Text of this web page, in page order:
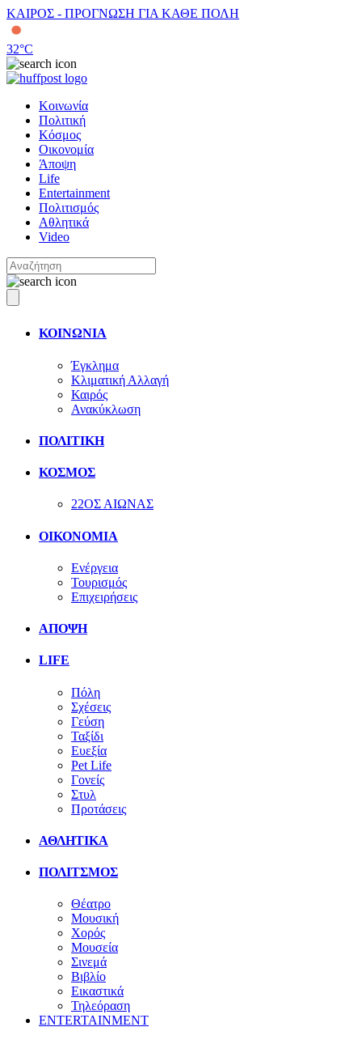
ΚΑΙΡΟΣ - ΠΡΟΓΝΩΣΗ ΓΙΑ ΚΑΘΕ ΠΟΛΗ
32°C
Κοινωνία
Πολιτική
Κόσμος
Οικονομία
Άποψη
Life
Entertainment
Πολιτισμός
Αθλητικά
Video
ΚΟΙΝΩΝΙΑ
Έγκλημα
Κλιματική Αλλαγή
Καιρός
Ανακύκλωση
ΠΟΛΙΤΙΚΗ
ΚΟΣΜΟΣ
22ΟΣ ΑΙΩΝΑΣ
ΟΙΚΟΝΟΜΙΑ
Ενέργεια
Τουρισμός
Επιχειρήσεις
ΑΠΟΨΗ
LIFE
Πόλη
Σχέσεις
Γεύση
Ταξίδι
Ευεξία
Pet Life
Γονείς
Στυλ
Προτάσεις
ΑΘΛΗΤΙΚΑ
ΠΟΛΙΤΣΜΟΣ
Θέατρο
Μουσική
Χορός
Μουσεία
Σινεμά
Βιβλίο
Εικαστικά
Τηλεόραση
ENTERTAINMENT